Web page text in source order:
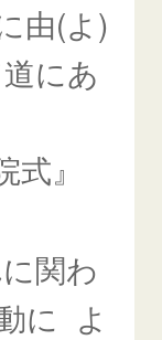
由(よ)
にあ
』
関わ
に よ